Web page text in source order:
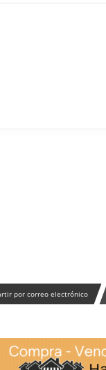
por correo electrónico